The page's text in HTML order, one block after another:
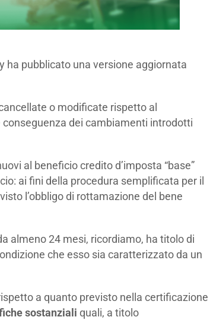
ha pubblicato una versione aggiornata
o modificate rispetto al
dei cambiamenti introdotti
al beneficio credito d’imposta “base”
ai fini della procedura semplificata per il
l’obbligo di rottamazione del bene
almeno 24 mesi, ricordiamo, ha titolo di
che esso sia caratterizzato da un
a quanto previsto nella certificazione
sostanziali quali, a titolo